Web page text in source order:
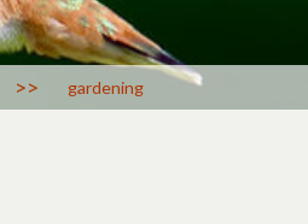
> gardening